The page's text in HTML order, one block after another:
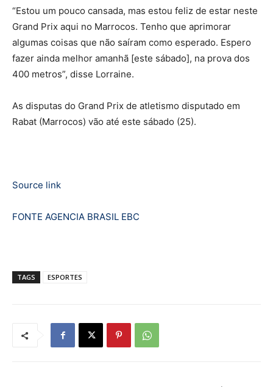
“Estou um pouco cansada, mas estou feliz de estar neste
Grand Prix aqui no Marrocos. Tenho que aprimorar
algumas coisas que não saíram como esperado. Espero
fazer ainda melhor amanhã [este sábado], na prova dos
400 metros”, disse Lorraine.
As disputas do Grand Prix de atletismo disputado em
Rabat (Marrocos) vão até este sábado (25).
Source link
FONTE AGENCIA BRASIL EBC
TAGS ESPORTES